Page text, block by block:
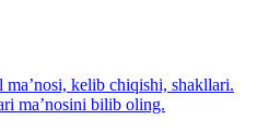
ma’nosi, kelib chiqishi, shakllari.
ma’nosini bilib oling.